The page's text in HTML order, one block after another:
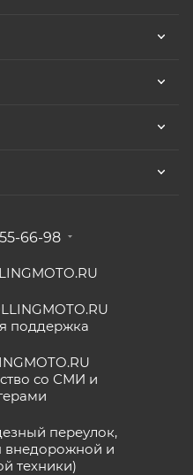
66-98
поддержка
со СМИ и
переулок,
внедорожной и
техники)